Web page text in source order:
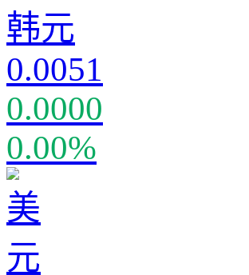
韩元
0.0051
0.0000
0.00%